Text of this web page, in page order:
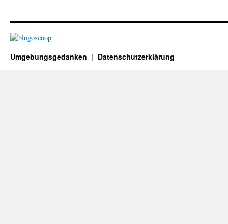
Umgebungsgedanken Datenschutzerklärung